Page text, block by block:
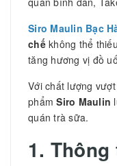
Siro Maulin Bạc
chếkhông thể
tăng hương vị đồ
Với chất lượng
phẩmSiro Maulin
quán trà sữa.
1.